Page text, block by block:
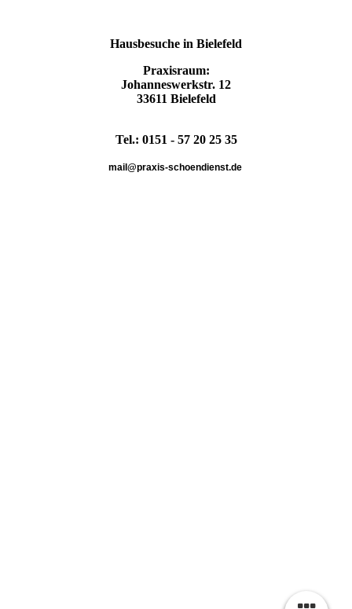
Hausbesuche in Bielefeld
Praxisraum:
Johanneswerkstr. 12
33611 Bielefeld
Tel.: 0151 - 57 20 25 35
mail@praxis-schoendienst.de